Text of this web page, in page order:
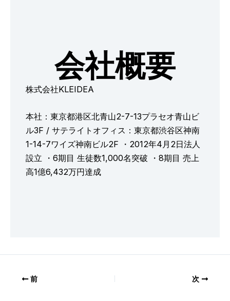
会社概要
株式会社KLEIDEA
本社：東京都港区北青山2-7-13プラセオ青山ビ
ル3F / サテライトオフィス：東京都渋谷区神南
1-14-7ワイズ神南ビル2F ・2012年4月2日法人
設立 ・6期目 生徒数1,000名突破 ・8期目 売上
高1億6,432万円達成
前 次